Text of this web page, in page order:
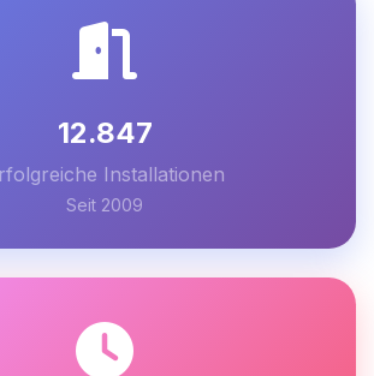
12.847
Installationen
Seit 2009